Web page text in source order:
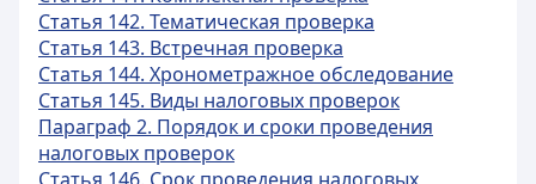
Статья 142. Тематическая проверка
Статья 143. Встречная проверка
Статья 144. Хронометражное обследование
Статья 145. Виды налоговых проверок
Параграф 2. Порядок и сроки проведения
налоговых проверок